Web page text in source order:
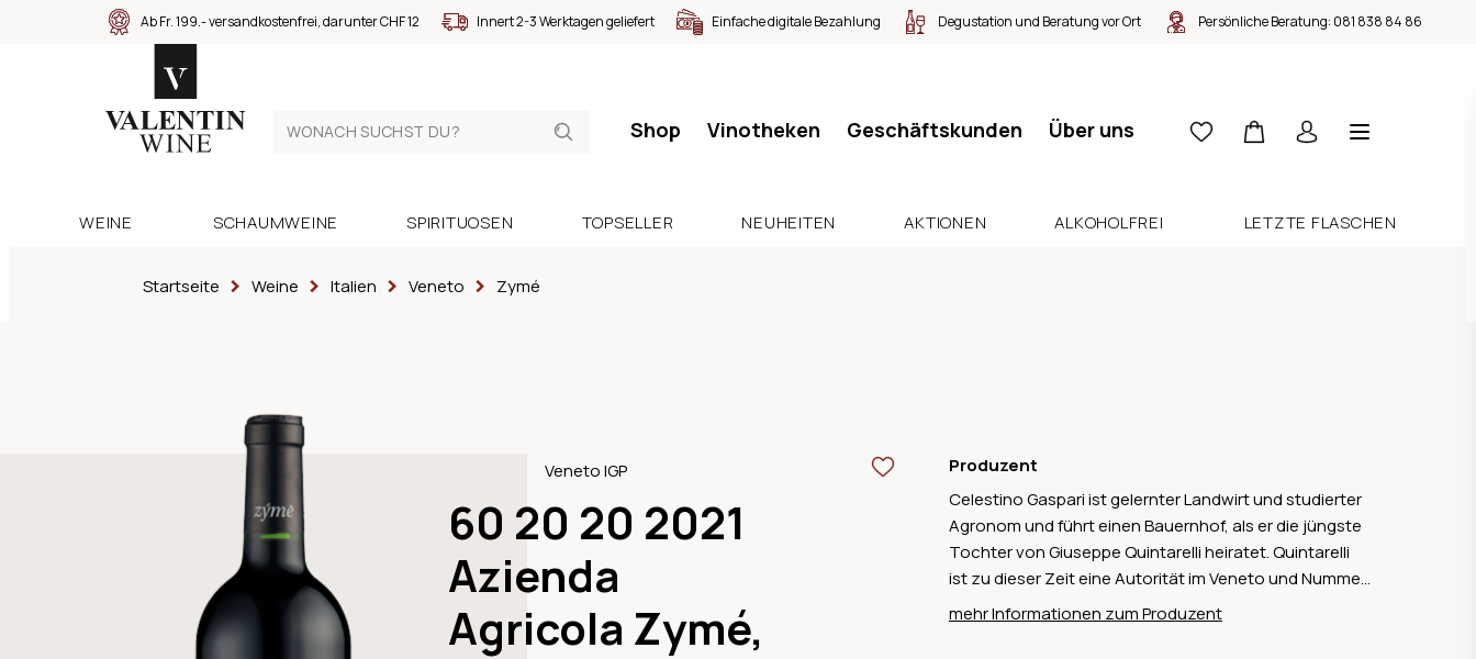
Ab Fr. 199.- versandkostenfrei, darunter CHF 12 Innert 2-3 Werktagen geliefert Einfache digitale Bezahlung Degustation und Beratung vor Ort Persönliche Beratung: 081 838 84 86
Shop Vinotheken Geschäftskunden Über uns
WEINE SCHAUMWEINE SPIRITUOSEN TOPSELLER NEUHEITEN AKTIONEN ALKOHOLFREI LETZTE FLASCHEN
Startseite Weine Italien Veneto Zymé
Veneto IGP
60 20 20 2021
Azienda
Agricola Zymé,
Produzent
Celestino Gaspari ist gelernter Landwirt und studierter
Agronom und führt einen Bauernhof, als er die jüngste
Tochter von Giuseppe Quintarelli heiratet. Quintarelli
ist zu dieser Zeit eine Autorität im Veneto und Nummer
eins der Qualitätsspitze mit seinen Weinen. Celestino
mehr Informationen zum Produzent